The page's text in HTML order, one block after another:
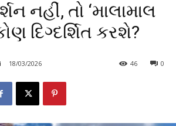
નહીં, તો ‘માલામાલ
દિગ્દર્શિત કરશે?
18/03/2026 0
46